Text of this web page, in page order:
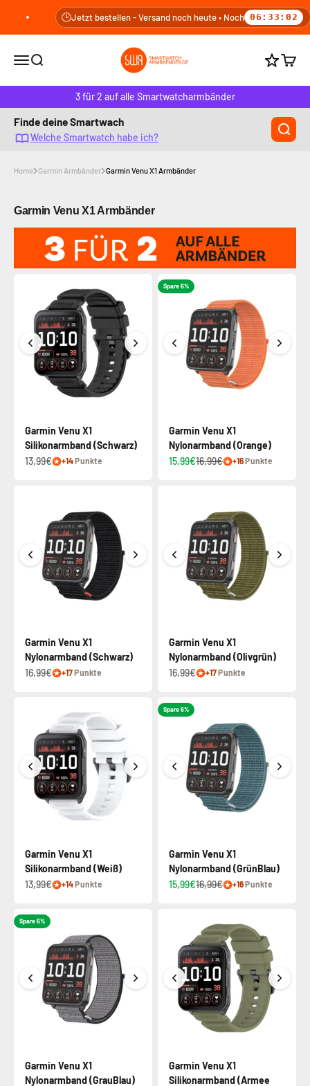
Zum Inhalt springen
🕒Jetzt bestellen - Versand noch heute • Noch 06:33:01
Navigationsmenü öffnen
Suche öffnen
smartwatcharmbaender.de
Punkte
3 für 2 auf alle Smartwatcharmbänder
Finde deine Smartwach
Welche Smartwatch habe ich?
Home Garmin Armbänder Garmin Venu X1 Armbänder
Garmin Venu X1 Armbänder
Garmin Venu X1
Silikonarmband (Schwarz)
13,99€
+14Punkte
Spare 6%
Garmin Venu X1
Nylonarmband (Orange)
15,99€16,99€ +16Punkte
Garmin Venu X1
Nylonarmband (Schwarz)
16,99€
+17Punkte
Garmin Venu X1
Nylonarmband (Olivgrün)
16,99€
+17Punkte
Garmin Venu X1
Silikonarmband (Weiß)
13,99€
+14Punkte
Spare 6%
Garmin Venu X1
Nylonarmband (GrünBlau)
15,99€16,99€ +16Punkte
Spare 6%
Garmin Venu X1
Nylonarmband (GrauBlau)
Garmin Venu X1
Silikonarmband (Armee